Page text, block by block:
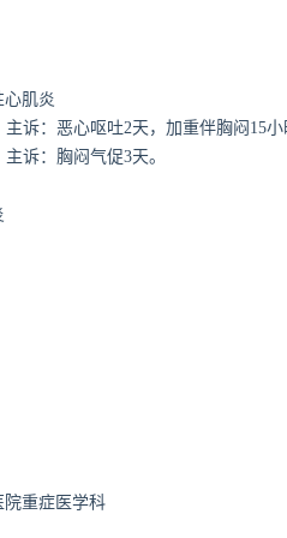
肌炎
主诉：恶心呕吐2天，加重伴胸闷15
诉：胸闷气促3天。
重症医学科